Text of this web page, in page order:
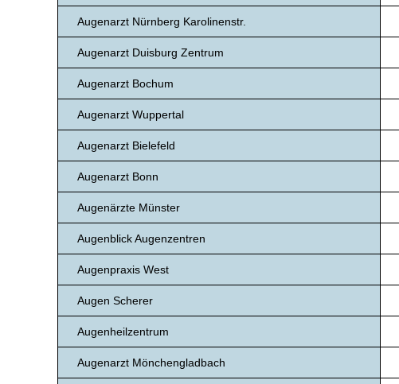
Augenarzt Nürnberg Karolinenstr.
Augenarzt Duisburg Zentrum
Augenarzt Bochum
Augenarzt Wuppertal
Augenarzt Bielefeld
Augenarzt Bonn
Augenärzte Münster
Augenblick Augenzentren
Augenpraxis West
Augen Scherer
Augenheilzentrum
Augenarzt Mönchengladbach